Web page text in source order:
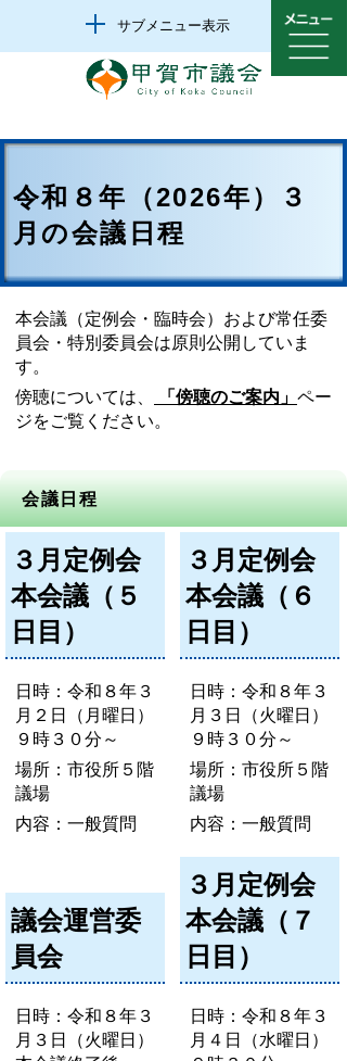
サブメニュー表示
令和８年（2026年）３
月の会議日程
本会議（定例会・臨時会）および常任委
員会・特別委員会は原則公開していま
す。
傍聴については、
「傍聴のご案内」 ペー
ジをご覧ください。
会議日程
３月定例会
本会議（５
日目）
日時：令和８年３
月２日（月曜日）
９時３０分～
場所：市役所５階
議場
内容：一般質問
３月定例会
本会議（６
日目）
日時：令和８年３
月３日（火曜日）
９時３０分～
場所：市役所５階
議場
内容：一般質問
議会運営委
員会
日時：令和８年３
月３日（火曜日）
３月定例会
本会議（７
日目）
日時：令和８年３
月４日（水曜日）